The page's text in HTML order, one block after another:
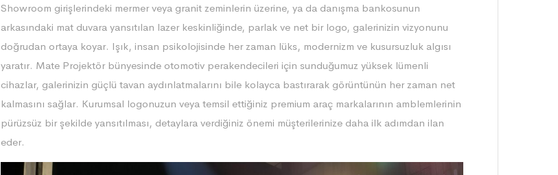
Showroom girişlerindeki mermer veya granit zeminlerin üzerine, ya da danışma bankosunun
arkasındaki mat duvara yansıtılan lazer keskinliğinde, parlak ve net bir logo, galerinizin vizyonunu
doğrudan ortaya koyar. Işık, insan psikolojisinde her zaman lüks, modernizm ve kusursuzluk algısı
yaratır. Mate Projektör bünyesinde otomotiv perakendecileri için sunduğumuz yüksek lümenli
cihazlar, galerinizin güçlü tavan aydınlatmalarını bile kolayca bastırarak görüntünün her zaman net
kalmasını sağlar. Kurumsal logonuzun veya temsil ettiğiniz premium araç markalarının amblemlerinin
pürüzsüz bir şekilde yansıtılması, detaylara verdiğiniz önemi müşterilerinize daha ilk adımdan ilan
eder.